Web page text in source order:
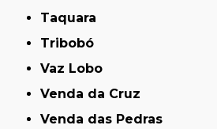
Taquara
Tribobó
Vaz Lobo
Venda da Cruz
Venda das Pedras